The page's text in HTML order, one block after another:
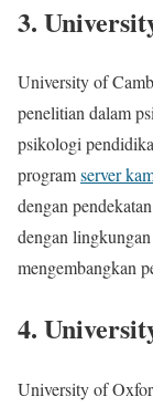
3.
University of
penelitian dalam
psikologi
programserver
dengan
dengan
mengembangkan
4.
University of